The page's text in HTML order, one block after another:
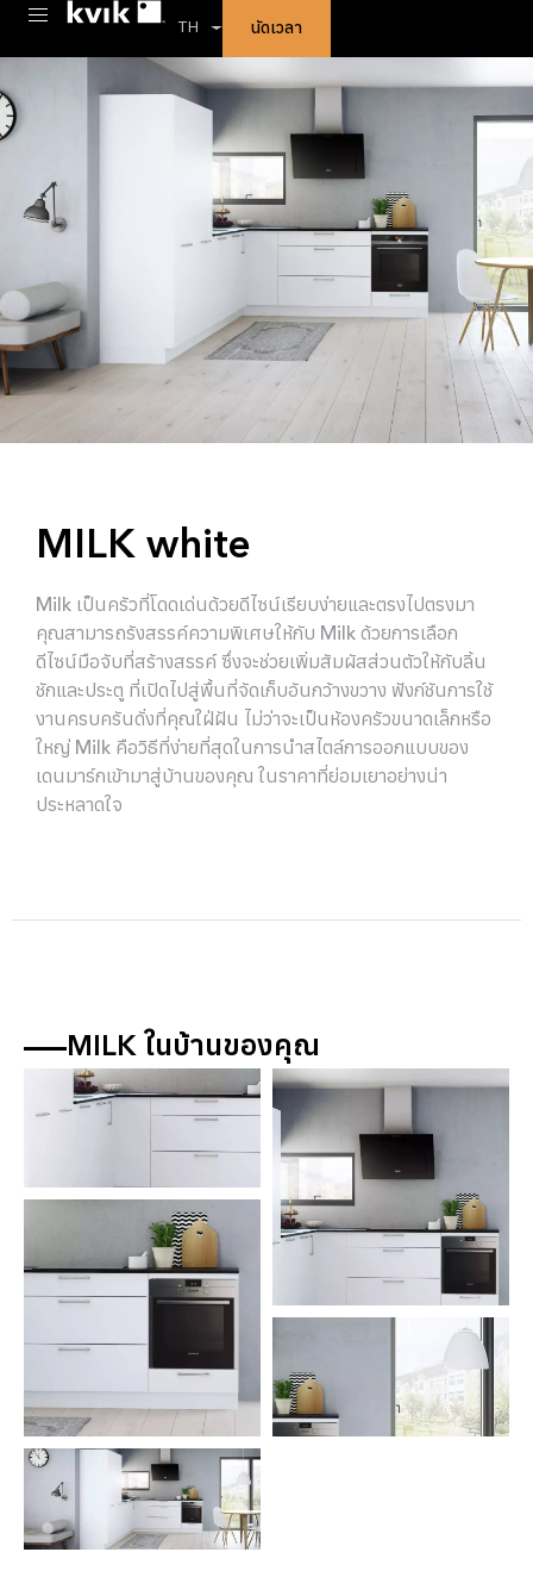
TH นัดเวลา
MILK white
Milk เป็นครัวที่โดดเด่นด้วยดีไซน์เรียบง่ายและตรงไปตรงมา
คุณสามารถรังสรรค์ความพิเศษให้กับ Milk ด้วยการเลือก
ดีไซน์มือจับที่สร้างสรรค์ ซึ่งจะช่วยเพิ่มสัมผัสส่วนตัวให้กับลิ้น
ชักและประตู ที่เปิดไปสู่พื้นที่จัดเก็บอันกว้างขวาง ฟังก์ชันการใช้
งานครบครันดั่งที่คุณใฝ่ฝัน ไม่ว่าจะเป็นห้องครัวขนาดเล็กหรือ
ใหญ่ Milk คือวิธีที่ง่ายที่สุดในการนำสไตล์การออกแบบของ
เดนมาร์กเข้ามาสู่บ้านของคุณ ในราคาที่ย่อมเยาอย่างน่า
ประหลาดใจ
MILK ในบ้านของคุณ